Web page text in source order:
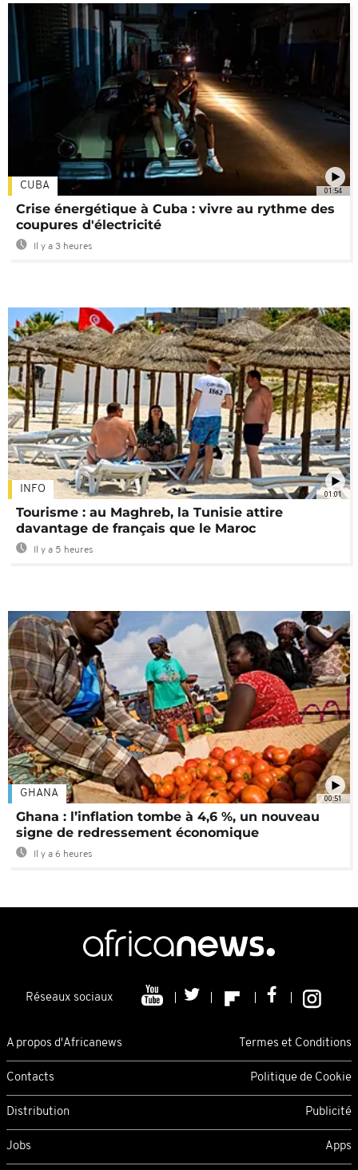
01:54
CUBA
Crise énergétique à Cuba : vivre au rythme des
coupures d'électricité
Il y a 3 heures
01:01
INFO
Tourisme : au Maghreb, la Tunisie attire
davantage de français que le Maroc
Il y a 5 heures
00:51
GHANA
Ghana : l’inflation tombe à 4,6 %, un nouveau
signe de redressement économique
Il y a 6 heures
Réseaux sociaux
A propos d'Africanews Termes et Conditions
Contacts Politique de Cookie
Distribution Publicité
Jobs Apps